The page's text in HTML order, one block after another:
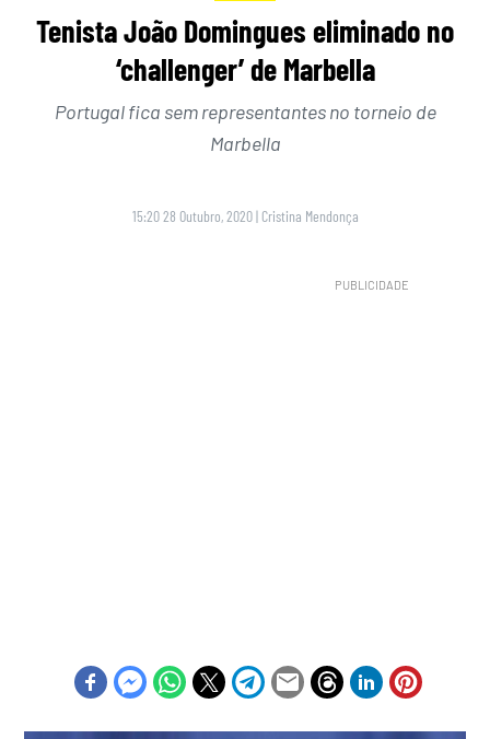
Tenista João Domingues eliminado no
‘challenger’ de Marbella
Portugal fica sem representantes no torneio de
Marbella
15:20 28 Outubro, 2020 | Cristina Mendonça